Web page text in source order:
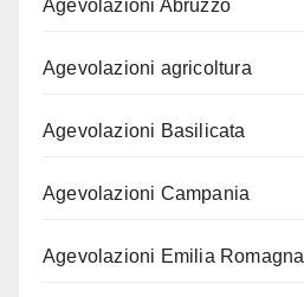
Agevolazioni Abruzzo
Agevolazioni agricoltura
Agevolazioni Basilicata
Agevolazioni Campania
Agevolazioni Emilia Romagna